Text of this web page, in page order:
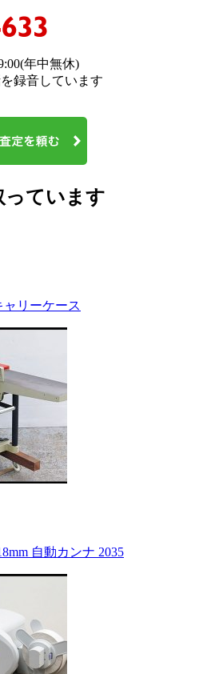
年中無休)
録音しています
っています
リーケース
自動カンナ 2035